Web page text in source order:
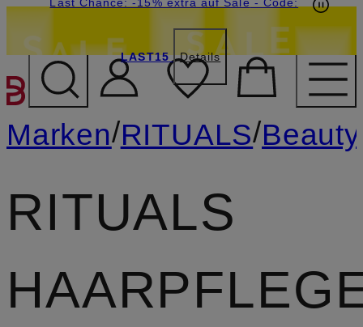
ZUM HAUPTINHALT
LAST15 Details
Marken/RITUALS/Beauty
RITUALS